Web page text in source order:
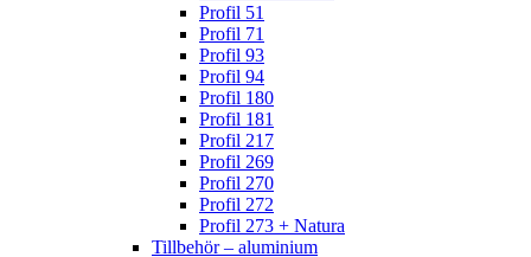
Profil 51
Profil 71
Profil 93
Profil 94
Profil 180
Profil 181
Profil 217
Profil 269
Profil 270
Profil 272
Profil 273 + Natura
Tillbehör – aluminium